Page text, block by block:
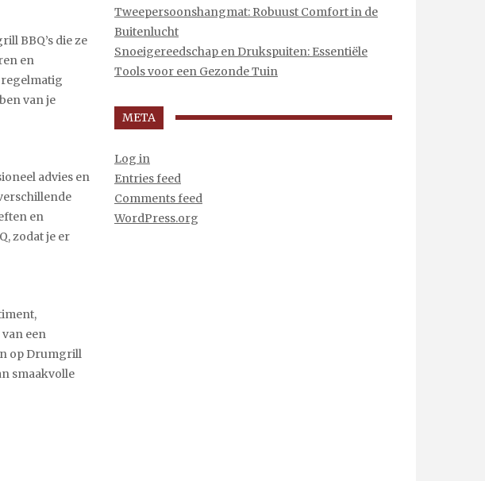
BBQ’s die ze
en
van je
advies en
en
zodat je er
een
op Drumgrill
smaakvolle
Tweepersoonshangmat: Robuust Comfort in de
Buitenlucht
Snoeigereedschap en Drukspuiten: Essentiële
Tools voor een Gezonde Tuin
META
Log in
Entries feed
Comments feed
WordPress.org